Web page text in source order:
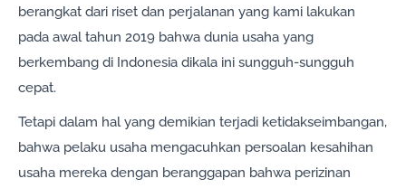
berangkat dari riset dan perjalanan yang kami lakukan
pada awal tahun 2019 bahwa dunia usaha yang
berkembang di Indonesia dikala ini sungguh-sungguh
cepat.
Tetapi dalam hal yang demikian terjadi ketidakseimbangan,
bahwa pelaku usaha mengacuhkan persoalan kesahihan
usaha mereka dengan beranggapan bahwa perizinan